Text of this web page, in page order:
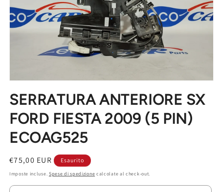
multimediali
1
in
finestra
SERRATURA ANTERIORE SX
FORD FIESTA 2009 (5 PIN)
ECOAG525
Prezzo
di
listino
€75,00 EUR Esaurito
Imposte incluse. Spese di spedizione calcolate al check-out.